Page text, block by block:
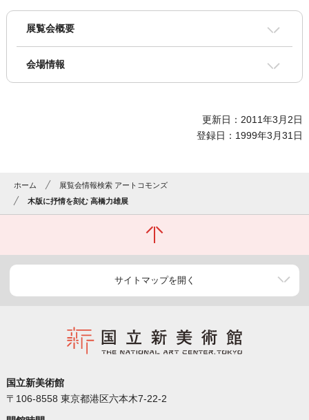
展覧会概要
会場情報
更新日：2011年3月2日
登録日：1999年3月31日
ホーム
展覧会情報検索 アートコモンズ
木版に抒情を刻む 高橋力雄展
サイトマップを開く
国立新美術館
〒106-8558 東京都港区六本木7-22-2